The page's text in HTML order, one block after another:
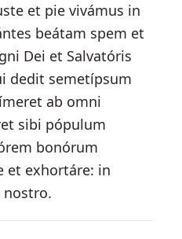
et pie vivámus in
beátam spem et
Dei et Salvatóris
dedit semetípsum
ab omni
sibi pópulum
bonórum
et exhortáre: in
nostro.